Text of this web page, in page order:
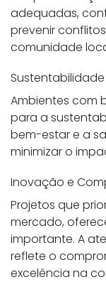
adequadas,
prevenir
comunidade
Sustentabilidade
Ambientes com
para a
bem-estar e a
minimizar o
Inovação e
Projetos que
mercado,
importante. A
reflete o
excelência na